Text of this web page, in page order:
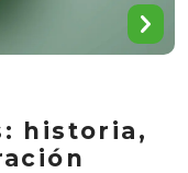
historia,